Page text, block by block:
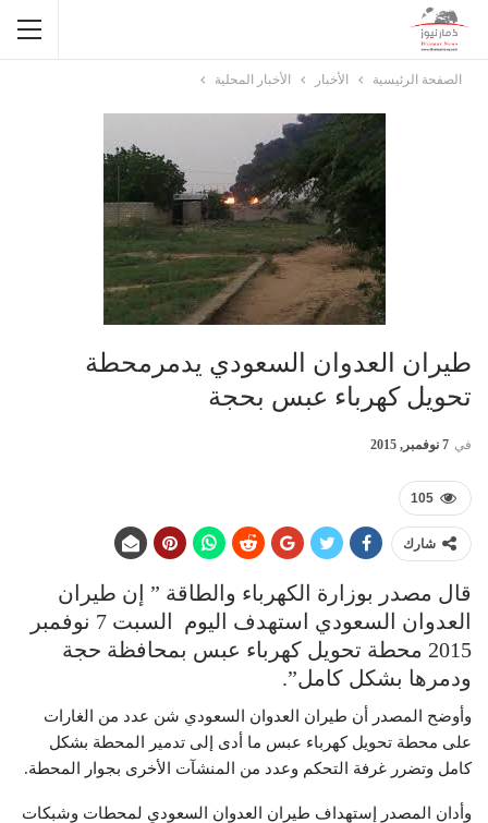
الصفحة الرئيسية الأخبار الأخبار المحلية
طيران العدوان السعودي يدمرمحطة
تحويل كهرباء عبس بحجة
في 7 نوفمبر, 2015
105
شارك
قال مصدر بوزارة الكهرباء والطاقة ” إن طيران
العدوان السعودي استهدف اليوم السبت 7 نوفمبر
2015 محطة تحويل كهرباء عبس بمحافظة حجة
ودمرها بشكل كامل”.
وأوضح المصدر أن طيران العدوان السعودي شن عدد من الغارات
على محطة تحويل كهرباء عبس ما أدى إلى تدمير المحطة بشكل
كامل وتضرر غرفة التحكم وعدد من المنشآت الأخرى بجوار المحطة.
وأدان المصدر إستهداف طيران العدوان السعودي لمحطات وشبكات